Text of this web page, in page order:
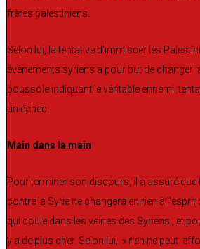
frères palestiniens.
Selon lui, la tentative d’immiscer les
évènements syriens a pour but de changer
boussole indiquant le véritable ennemi
un échec.
Main dans la main
Pour terminer son discours, il a assuré que
contre la Syrie ne changera en rien à
qui coule dans les veines des Syriens , et
y a de plus cher. Selon lui, » rien ne peut